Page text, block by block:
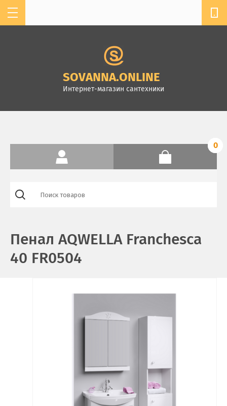
SOVANNA.ONLINE
Интернет-магазин сантехники
0
Пенал AQWELLA Franchesca
40 FR0504
г. Санкт-Петербург,
Комендантский пр.4, ТК